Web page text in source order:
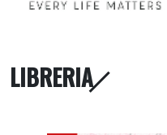
LIBRERIA